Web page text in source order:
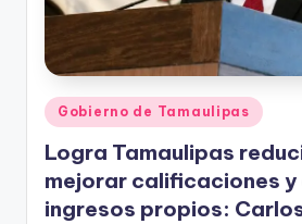
Publicado
en
Gobierno de Tamaulipas
Logra Tamaulipas
mejorar calificaciones y
ingresos propios: